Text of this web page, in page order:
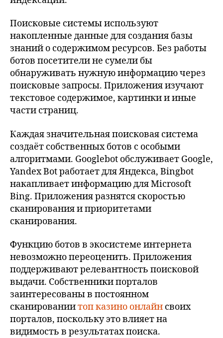
Поисковые системы используют
накопленные данные для создания базы
знаний о содержимом ресурсов. Без работы
ботов посетители не сумели бы
обнаруживать нужную информацию через
поисковые запросы. Приложения изучают
текстовое содержимое, картинки и иные
части страниц.
Каждая значительная поисковая система
создаёт собственных ботов с особыми
алгоритмами. Googlebot обслуживает Google,
Yandex Bot работает для Яндекса, Bingbot
накапливает информацию для Microsoft
Bing. Приложения разнятся скоростью
сканирования и приоритетами
сканирования.
Функцию ботов в экосистеме интернета
невозможно переоценить. Приложения
поддерживают релевантность поисковой
выдачи. Собственники порталов
заинтересованы в постоянном
сканированиитоп казино онлайн своих
порталов, поскольку это влияет на
видимость в результатах поиска.